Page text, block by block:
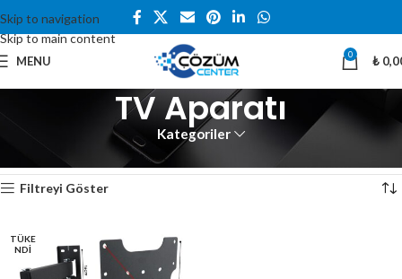
Skip to navigation
Skip to main content
MENU 0 ₺
TV Aparatı
Kategoriler
Aksesuarlar TV Aparatı Tek bir sonuç gösteriliyor
Filtreyi Göster
TÜKE
NDI